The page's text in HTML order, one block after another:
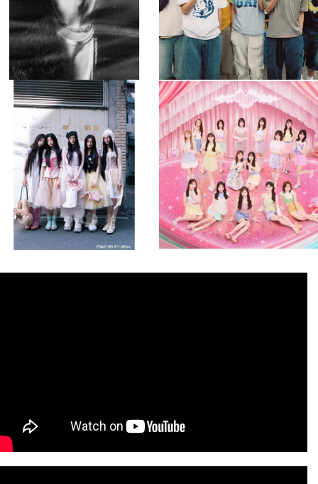
musicjapantv
💡8月特番放送決定！
8月 4
2 0
musicjapantv
💡8月特番放送決定！
...
8月 4
2 0